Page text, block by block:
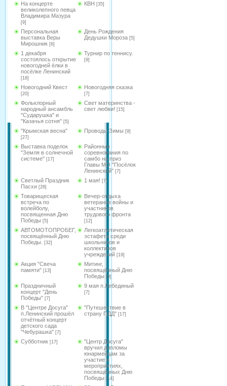
На концерте
великолепного певца
Владимира Мазура
[9]
КВН [35]
Персональная
выставка Веры
Мирошник [6]
День Рождения
Дедушки Мороза [5]
1 декабря
состоялось открытие
новогодней ёлки в
посёлке Ленинский
[18]
Турнир по теннису.
[9]
Новогодний Квест
[20]
Новогодняя сказка
[7]
Фольклорный
народный ансамбль
"Сударушка" и
"Казачья сотня" [5]
Свет материнства -
свет любви! [15]
"Крымская весна"
[27]
Проводы Зимы [9]
Выставка поделок
"Земля в солнечной
системе" [17]
Районные
соревнования по
самбо на приз
Главы МО "Посёлок
Ленинский" [7]
Светлый Праздник
Пасхи [28]
1 мая! [7]
Товарищеская
встреча по
волейболу,
посвященная Дню
Победы [5]
Вечер-отдыха
ветеранов войны и
участников
трудового фронта
[12]
АВТОМОТОПРОБЕГ,
посвящённый Дню
Победы.
[32]
Легкоатлетическая
эстафета среди
школьников и
коллективов
учреждений [19]
Акция "Свеча
памяти" [13]
Митинг,
посвящённый Дню
Победы [9]
Праздничный
концерт "День
Победы" [7]
9 мая п.Лебединый
[7]
В "Центре Досуга"
п.Ленинский прошёл
отчётный концерт
детского сада
"Чебурашка" [7]
"Путешествие в
страну ПДД" [17]
Субботник [17]
"Центр Досуга"
вручил дипломы
юнармейцам за
участие в
мероприятиях,
посвящённых Дню
Победы [14]